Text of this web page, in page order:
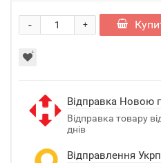
+
-
Відправка Новою
Відправка товару
днів
Відправлення